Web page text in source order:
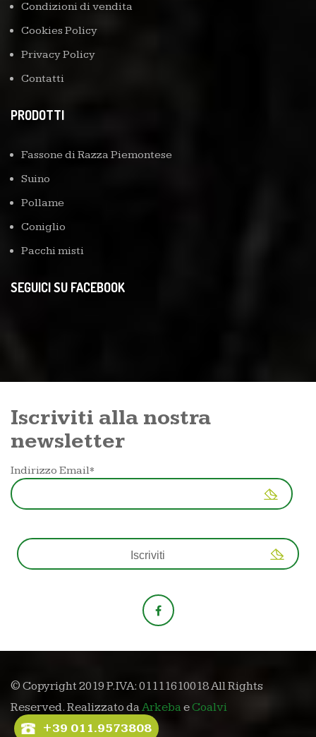
Condizioni di vendita
Cookies Policy
Privacy Policy
Contatti
PRODOTTI
Fassone di Razza Piemontese
Suino
Pollame
Coniglio
Pacchi misti
SEGUICI SU FACEBOOK
Iscriviti alla nostra
newsletter
Indirizzo Email*
© Copyright 2019 P.IVA: 01111610018 All Rights
Reserved. Realizzato daArkebaeCoalvi
+39 011.9573808